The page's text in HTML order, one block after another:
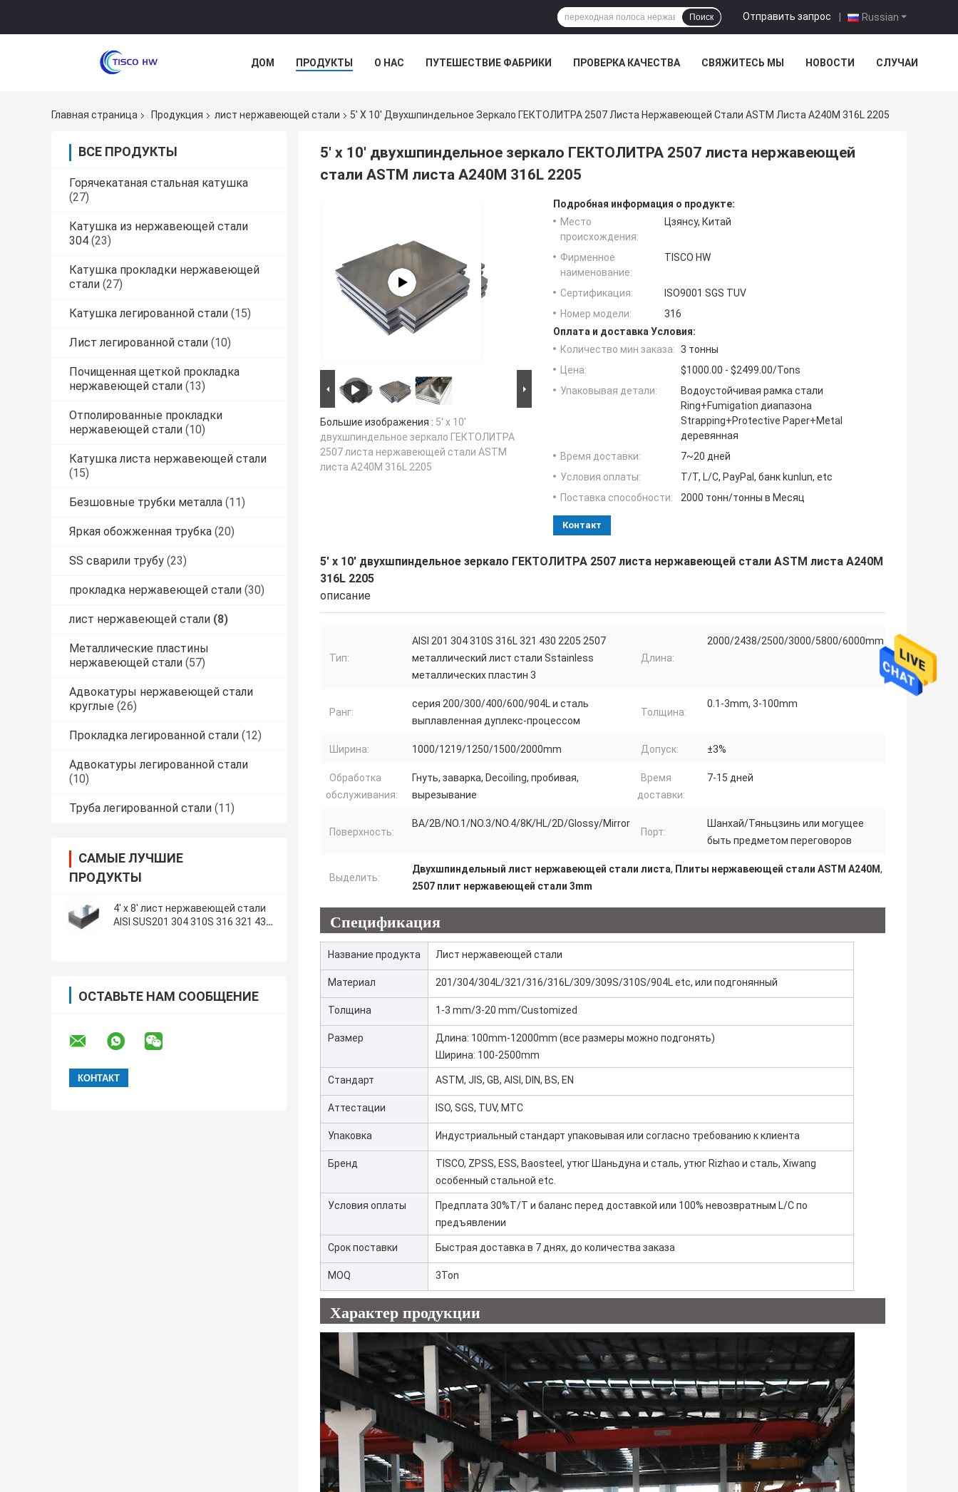
Russian
Отправить запрос |
Поиск
ДОМ ПРОДУКТЫ О НАС ПУТЕШЕСТВИЕ ФАБРИКИ ПРОВЕРКА КАЧЕСТВА СВЯЖИТЕСЬ МЫ НОВОСТИ СЛУЧАИ
Главная страница Продукция лист нержавеющей стали 5' X 10' Двухшпиндельное Зеркало ГЕКТОЛИТРА 2507 Листа Нержавеющей Стали ASTM Листа A240M 316L 2205
ВСЕ ПРОДУКТЫ
Горячекатаная стальная катушка
(27)
Катушка из нержавеющей стали
304 (23)
Катушка прокладки нержавеющей
стали (27)
Катушка легированной стали (15)
Лист легированной стали (10)
Почищенная щеткой прокладка
нержавеющей стали (13)
Отполированные прокладки
нержавеющей стали (10)
Катушка листа нержавеющей стали
(15)
Безшовные трубки металла (11)
Яркая обожженная трубка (20)
SS сварили трубу (23)
прокладка нержавеющей стали (30)
лист нержавеющей стали (8)
Металлические пластины
нержавеющей стали (57)
Адвокатуры нержавеющей стали
круглые (26)
Прокладка легированной стали (12)
Адвокатуры легированной стали
(10)
Труба легированной стали (11)
САМЫЕ ЛУЧШИЕ
ПРОДУКТЫ
4' x 8' лист нержавеющей стали
AISI SUS201 304 310S 316 321 430
ОСТАВЬТЕ НАМ СООБЩЕНИЕ
5' x 10' двухшпиндельное зеркало ГЕКТОЛИТРА 2507 листа нержавеющей
стали ASTM листа A240M 316L 2205
Большие изображения : 5' x 10'
двухшпиндельное зеркало ГЕКТОЛИТРА
2507 листа нержавеющей стали ASTM
листа A240M 316L 2205
Подробная информация о продукте:
Место
происхождения:
Цзянсу, Китай
Фирменное
наименование:
TISCO HW
Сертификация:
ISO9001 SGS TUV
Номер модели:
316
Оплата и доставка Условия:
Количество мин заказа: 3 тонны
Цена:
$1000.00 - $2499.00/Tons
Упаковывая детали:
Водоустойчивая рамка стали
Ring+Fumigation диапазона
Strapping+Protective Paper+Metal
деревянная
Время доставки:
7~20 дней
Условия оплаты:
T/T, L/C, PayPal, банк kunlun, etc
Поставка способности:
2000 тонн/тонны в Месяц
Контакт
5' x 10' двухшпиндельное зеркало ГЕКТОЛИТРА 2507 листа нержавеющей стали ASTM листа A240M
316L 2205
описание
Тип:
AISI 201 304 310S 316L 321 430 2205 2507
металлический лист стали Sstainless
металлических пластин 3
Длина:
2000/2438/2500/3000/5800/6000mm
Ранг:
серия 200/300/400/600/904L и сталь
выплавленная дуплекс-процессом
Толщина:
0.1-3mm, 3-100mm
Ширина: 1000/1219/1250/1500/2000mm Допуск: ±3%
Обработка
обслуживания:
Гнуть, заварка, Decoiling, пробивая,
вырезывание
Время
доставки:
7-15 дней
Поверхность:
BA/2B/NO.1/NO.3/NO.4/8K/HL/2D/Glossy/Mirror
Порт:
Шанхай/Тяньцзинь или могущее
быть предметом переговоров
Выделить:
Двухшпиндельный лист нержавеющей стали листа, Плиты нержавеющей стали ASTM A240M,
2507 плит нержавеющей стали 3mm
Спецификация
Название продукта Лист нержавеющей стали
Материал 201/304/304L/321/316/316L/309/309S/310S/904L etc, или подгонянный
Толщина 1-3 mm/3-20 mm/Customized
Размер
Длина: 100mm-12000mm (все размеры можно подгонять)
Ширина: 100-2500mm
Стандарт ASTM, JIS, GB, AISI, DIN, BS, EN
Аттестации ISO, SGS, TUV, MTC
Упаковка Индустриальный стандарт упаковывая или согласно требованию к клиента
Бренд
TISCO, ZPSS, ESS, Baosteel, утюг Шаньдуна и сталь, утюг Rizhao и сталь, Xiwang
особенный стальной etc.
Условия оплаты
Предплата 30%T/T и баланс перед доставкой или 100% невозвратным L/C по
предъявлении
Срок поставки Быстрая доставка в 7 днях, до количества заказа
MOQ 3Ton
Характер продукции